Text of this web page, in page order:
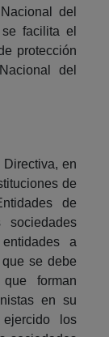
del
facilita el
protección
del
en
de
de
a
se debe
forman
en su
los